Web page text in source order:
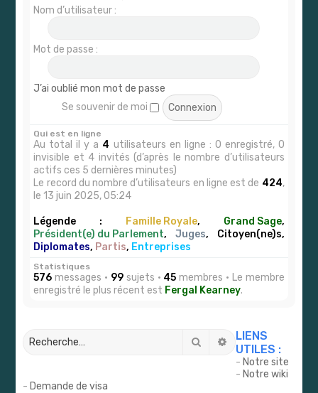
Nom d’utilisateur :
Mot de passe :
J’ai oublié mon mot de passe
Se souvenir de moi
Qui est en ligne
Au total il y a 4 utilisateurs en ligne : 0 enregistré, 0
invisible et 4 invités (d’après le nombre d’utilisateurs
actifs ces 5 dernières minutes)
Le record du nombre d’utilisateurs en ligne est de 424,
le 13 juin 2025, 05:24
Légende : Famille Royale, Grand Sage,
Président(e) du Parlement, Juges, Citoyen(ne)s,
Diplomates, Partis, Entreprises
Statistiques
576 messages • 99sujets • 45 membres • Le membre
enregistré le plus récent est Fergal Kearney.
RechercherRecherche
LIENS
UTILES :
- Notre site
- Notre wiki
- Demande de visa